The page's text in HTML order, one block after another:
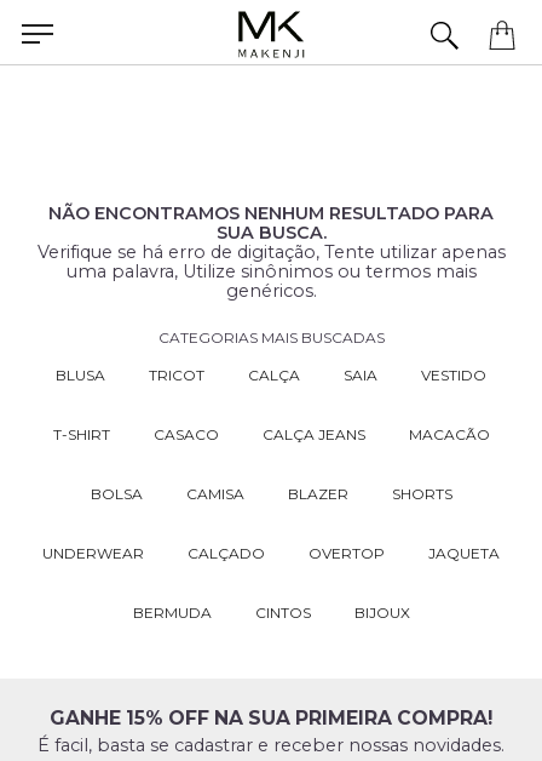
NÃO ENCONTRAMOS NENHUM RESULTADO PARA
SUA BUSCA.
Verifique se há erro de digitação, Tente utilizar apenas
uma palavra, Utilize sinônimos ou termos mais
genéricos.
CATEGORIAS MAIS BUSCADAS
BLUSA TRICOT CALÇA SAIA VESTIDO
T-SHIRT CASACO CALÇA JEANS MACACÃO
BOLSA CAMISA BLAZER SHORTS
UNDERWEAR CALÇADO OVERTOP JAQUETA
BERMUDA CINTOS BIJOUX
GANHE 15% OFF NA SUA PRIMEIRA COMPRA!
É facil, basta se cadastrar e receber nossas novidades.